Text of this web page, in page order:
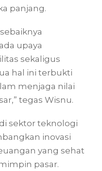
panjang.
upaya
sekaligus
hal ini terbukti
menjaga nilai
tegas Wisnu.
sektor teknologi
inovasi
yang sehat
pasar.